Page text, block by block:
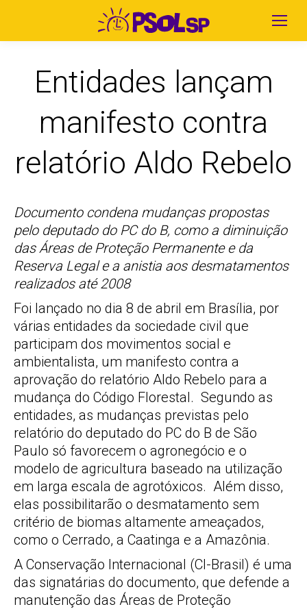
Entidades lançam
manifesto contra
relatório Aldo Rebelo
Documento condena mudanças propostas
pelo deputado do PC do B, como a diminuição
das Áreas de Proteção Permanente e da
Reserva Legal e a anistia aos desmatamentos
realizados até 2008
Foi lançado no dia 8 de abril em Brasília, por
várias entidades da sociedade civil que
participam dos movimentos social e
ambientalista, um manifesto contra a
aprovação do relatório Aldo Rebelo para a
mudança do Código Florestal. Segundo as
entidades, as mudanças previstas pelo
relatório do deputado do PC do B de São
Paulo só favorecem o agronegócio e o
modelo de agricultura baseado na utilização
em larga escala de agrotóxicos. Além disso,
elas possibilitarão o desmatamento sem
critério de biomas altamente ameaçados,
como o Cerrado, a Caatinga e a Amazônia.
A Conservação Internacional (CI-Brasil) é uma
das signatárias do documento, que defende a
manutenção das Áreas de Proteção